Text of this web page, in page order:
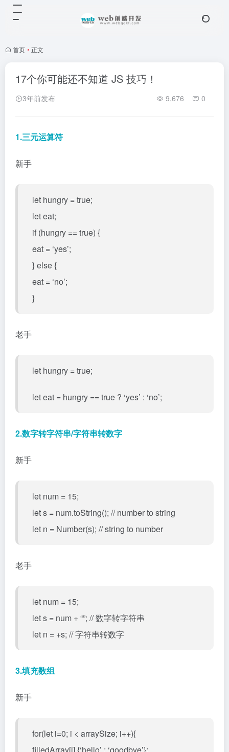
首页 • 正文
17个你可能还不知道 JS 技巧！
3年前发布 9,676 0
1.三元运算符
新手
let hungry = true;
let eat;
if (hungry == true) {
eat = ‘yes’;
} else {
eat = ‘no’;
}
老手
let hungry = true;
let eat = hungry == true ? ‘yes’ : ‘no’;
2.数字转字符串/字符串转数字
新手
let num = 15;
let s = num.toString(); // number to string
let n = Number(s); // string to number
老手
let num = 15;
let s = num + “”; // 数字转字符串
let n = +s; // 字符串转数字
3.填充数组
新手
for(let i=0; i < arraySize; i++){